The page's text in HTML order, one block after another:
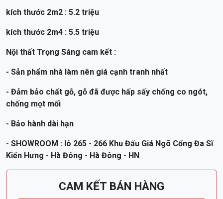
kích thước 2m4 : 5.5 triệu
Nội thất Trọng Sáng cam kết :
- Sản phẩm nhà làm nên giá cạnh tranh nhất
- Đảm bảo chất gỗ, gỗ đã được hấp sấy chống co ngót,
- Bảo hành dài hạn
- SHOWROOM : lô 265 - 266 Khu Đấu Giá Ngõ Cổng Đa Sĩ
ĐẢM BẢO CHẤT LƯỢNG